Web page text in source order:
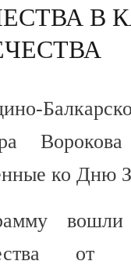
В
ко Дню
вошли
от